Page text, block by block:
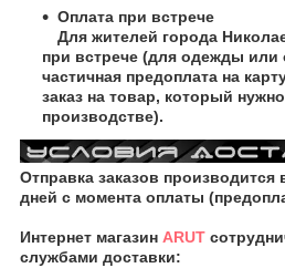
Оплата при встрече
Для жителей города
при встрече (для одежды или
частичная предоплата на
заказ на товар, который
производстве).
Отправка заказов производится
дней с момента оплаты
Интернет магазин ARUT
службами доставки: